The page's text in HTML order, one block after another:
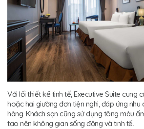
Với lối thiết kế tinh tế, Executive Suite cung
hoặc hai giường đơn tiện nghi, đáp ứng nhu
hàng. Khách sạn cũng sử dụng tông màu
tạo nên không gian sống động và tinh tế.